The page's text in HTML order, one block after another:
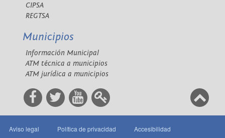
CIPSA
REGTSA
Municipios
Información Municipal
ATM técnica a municipios
ATM jurídica a municipios
Aviso legal Política de privacidad Accesibilidad